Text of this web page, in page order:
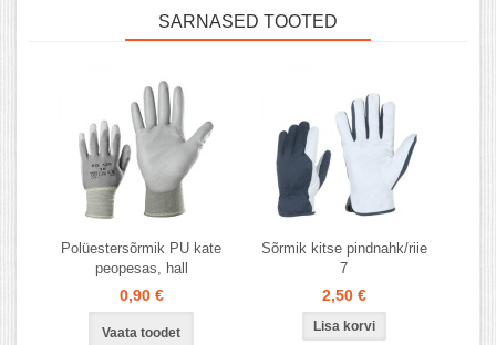
SARNASED TOOTED
Polüestersõrmik PU kate
peopesas, hall
0,90 €
Vaata toodet
Sõrmik kitse pindnahk/riie
7
2,50 €